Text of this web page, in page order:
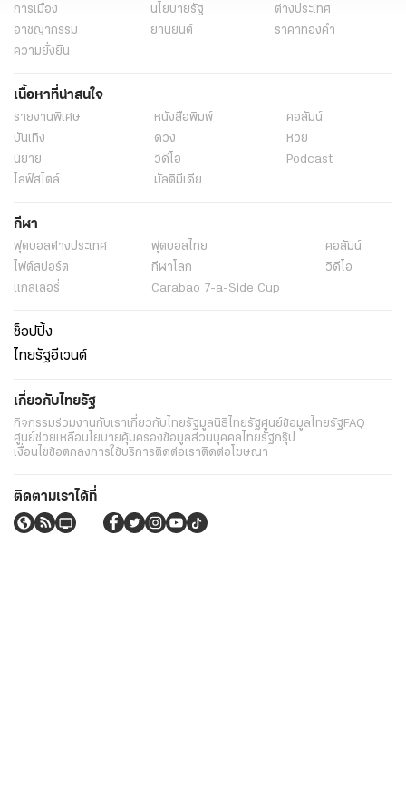
การเมือง
นโยบายรัฐ
ต่างประเทศ
อาชญากรรม
ยานยนต์
ราคาทองคำ
ความยั่งยืน
เนื้อหาที่น่าสนใจ
รายงานพิเศษ หนังสือพิมพ์
คอลัมน์
บันเทิง
ดวง
หวย
นิยาย
วิดีโอ
Podcast
ไลฟ์สไตล์
มัลติมีเดีย
กีฬา
ฟุตบอลต่่างประเทศ ฟุตบอลไทย
คอลัมน์
ไฟต์สปอร์ต
กีฬาโลก
วิดีโอ
แกลเลอรี่
Carabao 7-a-Side Cup
ช็อปปิ้ง
ไทยรัฐอีเวนต์
เกี่ยวกับไทยรัฐ
กิจกรรมร่วมงานกับเราเกี่ยวกับไทยรัฐมูลนิธิไทยรัฐศูนย์ข้อมูลไทยรัฐ FAQ
ศูนย์ช่วยเหลือนโยบายคุ้มครองข้อมูลส่วนบุคคลไทยรัฐกรุ๊ป
เงื่อนไขข้อตกลงการใช้บริการติดต่อเราติดต่อโฆษณา
ติดตามเราได้ที่